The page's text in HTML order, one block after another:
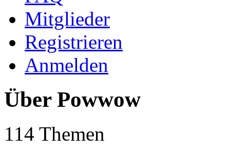
Mitglieder
Registrieren
Anmelden
Über Powwow
114 Themen